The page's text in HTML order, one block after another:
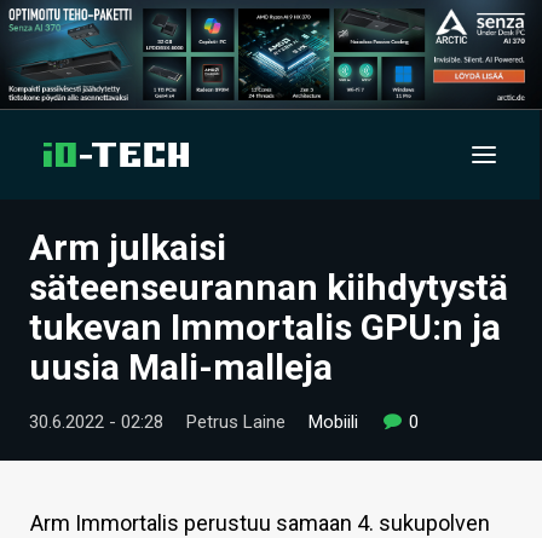
UUTISET
ARTIKKELIT
VIDEOT
TECHBBS
HINTA.FI
Arm julkaisi
säteenseurannan kiihdytystä
tukevan Immortalis GPU:n ja
uusia Mali-malleja
30.6.2022 - 02:28 Petrus Laine Mobiili 0
Arm Immortalis perustuu samaan 4. sukupolven